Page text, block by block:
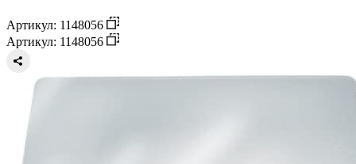
Артикул: 1148056
Артикул: 1148056